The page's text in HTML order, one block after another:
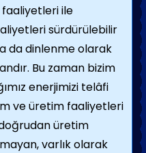
ile
sürdürülebilir
da dinlenme olarak
Bu zaman bizim
enerjimizi telâfi
ve üretim faaliyetleri
üretim
varlık olarak